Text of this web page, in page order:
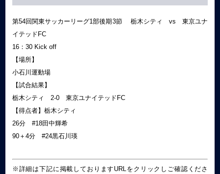
第54回関東サッカーリーグ1部後期3節 栃木シティ vs 東京ユナ
イテッドFC
16：30 Kick off
【場所】
小石川運動場
【試合結果】
栃木シティ 2‐0 東京ユナイテッドFC
【得点者】栃木シティ
26分 #18田中輝希
90＋4分 #24黒石川瑛
※詳細は下記に掲載しておりますURLをクリックしご確認くださ